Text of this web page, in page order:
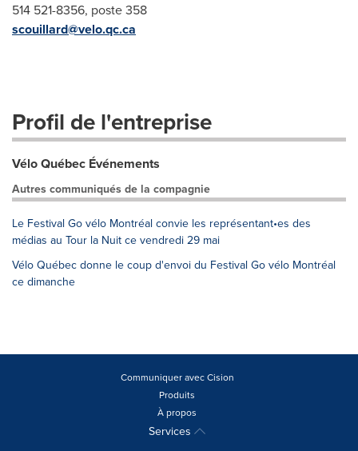
514 521-8356, poste 358
scouillard@velo.qc.ca
Profil de l'entreprise
Vélo Québec Événements
Autres communiqués de la compagnie
Le Festival Go vélo Montréal convie les représentant•es des
médias au Tour la Nuit ce vendredi 29 mai
Vélo Québec donne le coup d'envoi du Festival Go vélo Montréal
ce dimanche
Communiquer avec Cision
Produits
À propos
Services